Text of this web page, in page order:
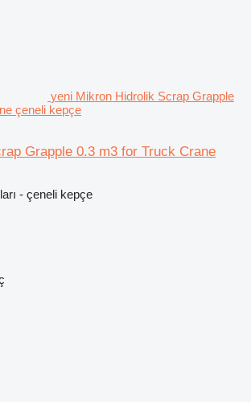
yeni Mikron Hidrolik Scrap Grapple
çeneli kepçe
Grapple 0.3 m3 for Truck Crane
- çeneli kepçe